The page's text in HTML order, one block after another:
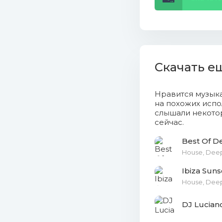
16.
19. Oloro
20. E Go
21. Love
22. Naja
23.
24. Lotus
25. The
Скачать
Нравится
на похожих
слышали
сейчас.
Best Of
House,
Ibiza
House,
DJ